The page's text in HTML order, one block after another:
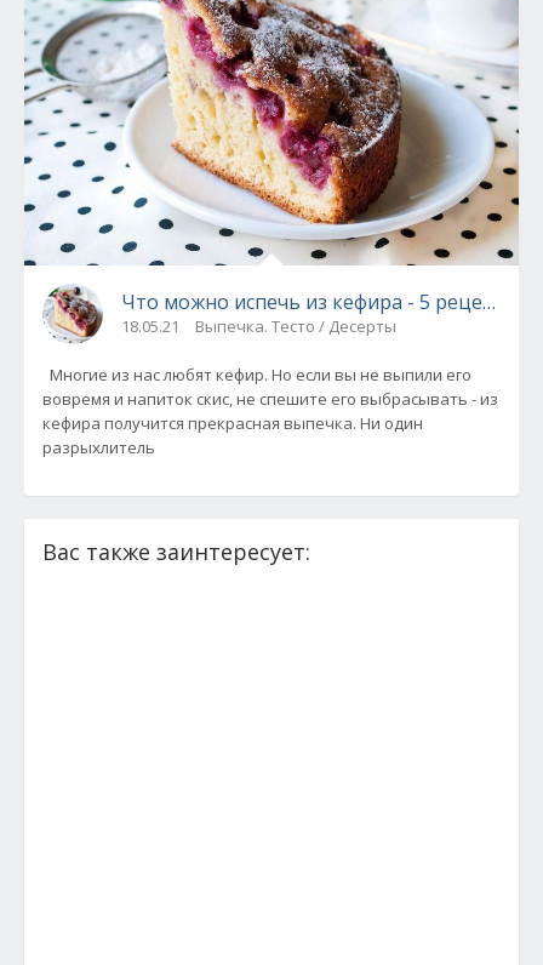
Что можно испечь из кефира - 5 рецептов.
18.05.21 Выпечка. Тесто / Десерты
Многие из нас любят кефир. Но если вы не выпили его
вовремя и напиток скис, не спешите его выбрасывать - из
кефира получится прекрасная выпечка. Ни один
разрыхлитель
Вас также заинтересует: